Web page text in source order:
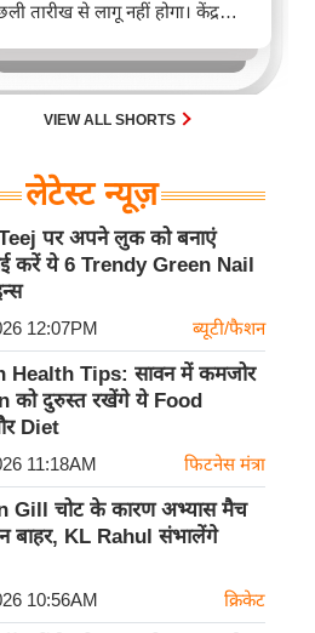
तारीख से लागू नहीं होगा। केंद्र
संसद में जारी गतिरोध खत्म करने हेतु
से संपर्क बनाए हुए है।
VIEW ALL SHORTS
लेटेस्ट न्यूज़
पर अपने लुक को बनाएं
करें ये 6 Trendy Green Nail
12:07PM ब्यूटी/फैशन
Health Tips: सावन में कमजोर
को दुरुस्त रखेंगे ये Food
Diet
11:18AM फिटनेस मंत्रा
Gill चोट के कारण अभ्यास मैच
बाहर, KL Rahul संभालेंगे
10:56AM क्रिकेट